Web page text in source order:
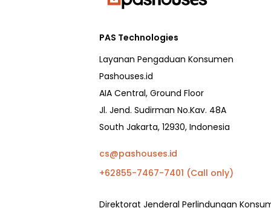
PAS Technologies
Layanan Pengaduan Konsumen
Pashouses.id
AIA Central, Ground Floor
Jl. Jend. Sudirman No.Kav. 48A
South Jakarta, 12930, Indonesia
cs@pashouses.id
+62855-7467-7401 (Call only)
Direktorat Jenderal Perlindungan